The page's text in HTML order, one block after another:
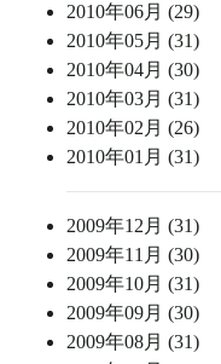
2010年06月 (29)
2010年05月 (31)
2010年04月 (30)
2010年03月 (31)
2010年02月 (26)
2010年01月 (31)
2009年12月 (31)
2009年11月 (30)
2009年10月 (31)
2009年09月 (30)
2009年08月 (31)